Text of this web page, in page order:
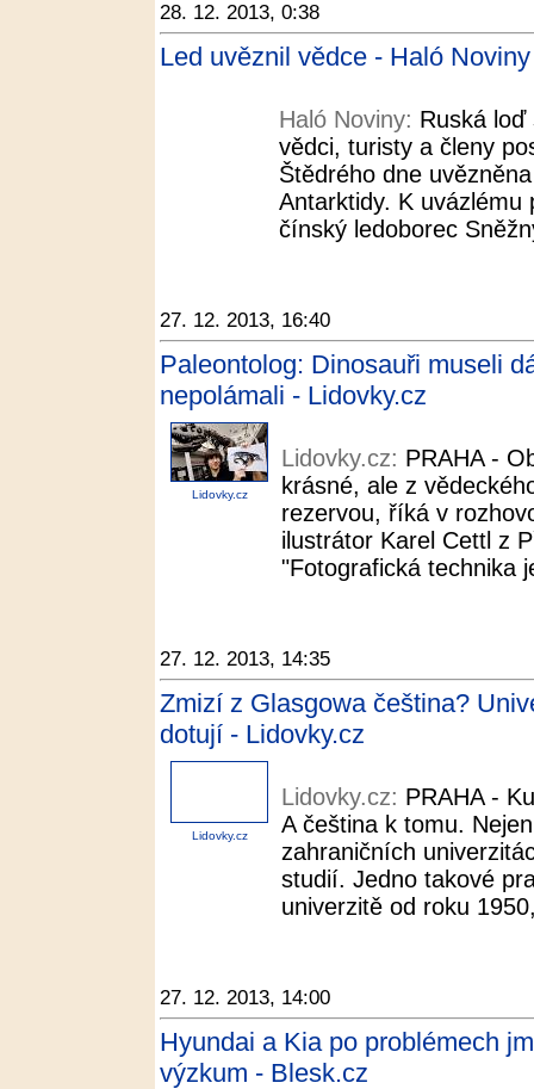
28. 12. 2013, 0:38
Led uvěznil vědce - Haló Noviny
Haló Noviny: Ruská loď
vědci, turisty a členy
Štědrého dne
Antarktidy. K uvázlému
čínský ledoborec
27. 12. 2013, 16:40
Paleontolog: Dinosauři museli
nepolámali - Lidovky.cz
Lidovky.cz
Lidovky.cz: PRAHA -
krásné, ale z
rezervou, říká v
ilustrátor Karel Cettl z
"Fotografická technika
27. 12. 2013, 14:35
Zmizí z Glasgowa čeština?
dotují - Lidovky.cz
Lidovky.cz
Lidovky.cz: PRAHA -
A čeština k tomu.
zahraničních
studií. Jedno takové
univerzitě od roku
27. 12. 2013, 14:00
Hyundai a Kia po problémech
výzkum - Blesk.cz